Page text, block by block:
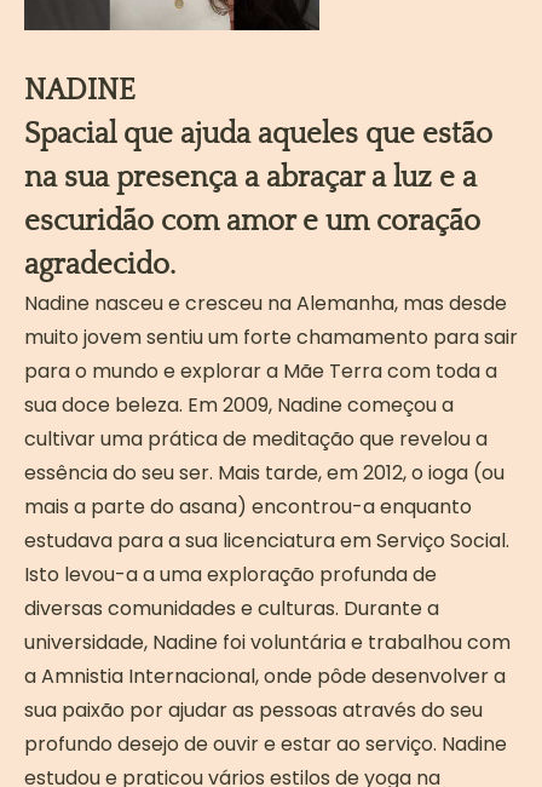
NADINE
Spacial que ajuda aqueles que estão
na sua presença a abraçar a luz e a
escuridão com amor e um coração
agradecido.
Nadine nasceu e cresceu na Alemanha, mas desde
muito jovem sentiu um forte chamamento para sair
para o mundo e explorar a Mãe Terra com toda a
sua doce beleza. Em 2009, Nadine começou a
cultivar uma prática de meditação que revelou a
essência do seu ser. Mais tarde, em 2012, o ioga (ou
mais a parte do asana) encontrou-a enquanto
estudava para a sua licenciatura em Serviço Social.
Isto levou-a a uma exploração profunda de
diversas comunidades e culturas. Durante a
universidade, Nadine foi voluntária e trabalhou com
a Amnistia Internacional, onde pôde desenvolver a
sua paixão por ajudar as pessoas através do seu
profundo desejo de ouvir e estar ao serviço. Nadine
estudou e praticou vários estilos de yoga na